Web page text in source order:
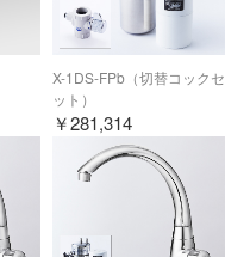
X-1DS-FPb（切替コックセ
ット）
￥281,314